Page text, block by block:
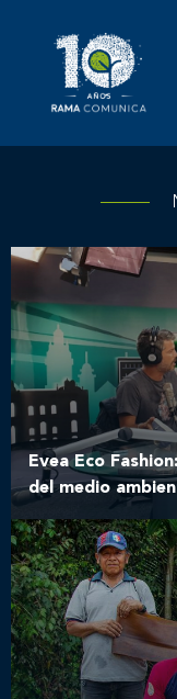
Evea Eco
del medio